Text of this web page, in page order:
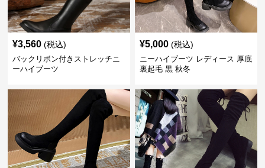
¥3,560 (税込)
バックリボン付きストレッチニ
ーハイブーツ
¥5,000 (税込)
ニーハイブーツ レディース 厚底
裏起毛 黒 秋冬